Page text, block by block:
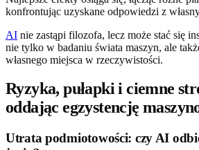
konfrontując uzyskane odpowiedzi z
AI nie zastąpi filozofa, lecz może stać się
nie tylko w badaniu świata maszyn, ale
własnego miejsca w rzeczywistości.
Ryzyka, pułapki i ciemne
oddając egzystencję
Utrata podmiotowości: czy AI